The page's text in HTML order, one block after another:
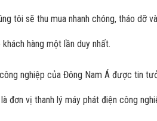
tôi sẽ thu mua nhanh chóng, tháo dỡ
hàng một lần duy nhất.
nghiệp của Đông Nam Á được tin
đơn vị thanh lý máy phát điện công